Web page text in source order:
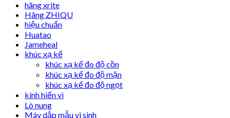
hãng xrite
Hãng ZHIQU
hiệu chuẩn
Huatao
Jameheal
khúc xạ kế
khúc xạ kế đo độ cồn
khúc xạ kế đo độ mặn
khúc xạ kế đo độ ngọt
kính hiển vi
Lò nung
Máy dập mẫu vi sinh